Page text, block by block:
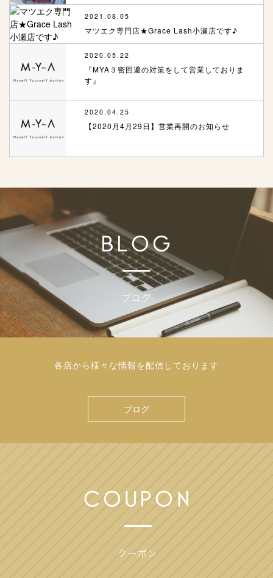
2021.08.05
マツエク専門店★Grace Lash小瀬店です♪
2020.05.22
『MYA３密回避の対策をして営業しておりま
す』
2020.04.25
【2020月4月29日】営業再開のお知らせ
各店から様々な情報を配信しております
ブログ